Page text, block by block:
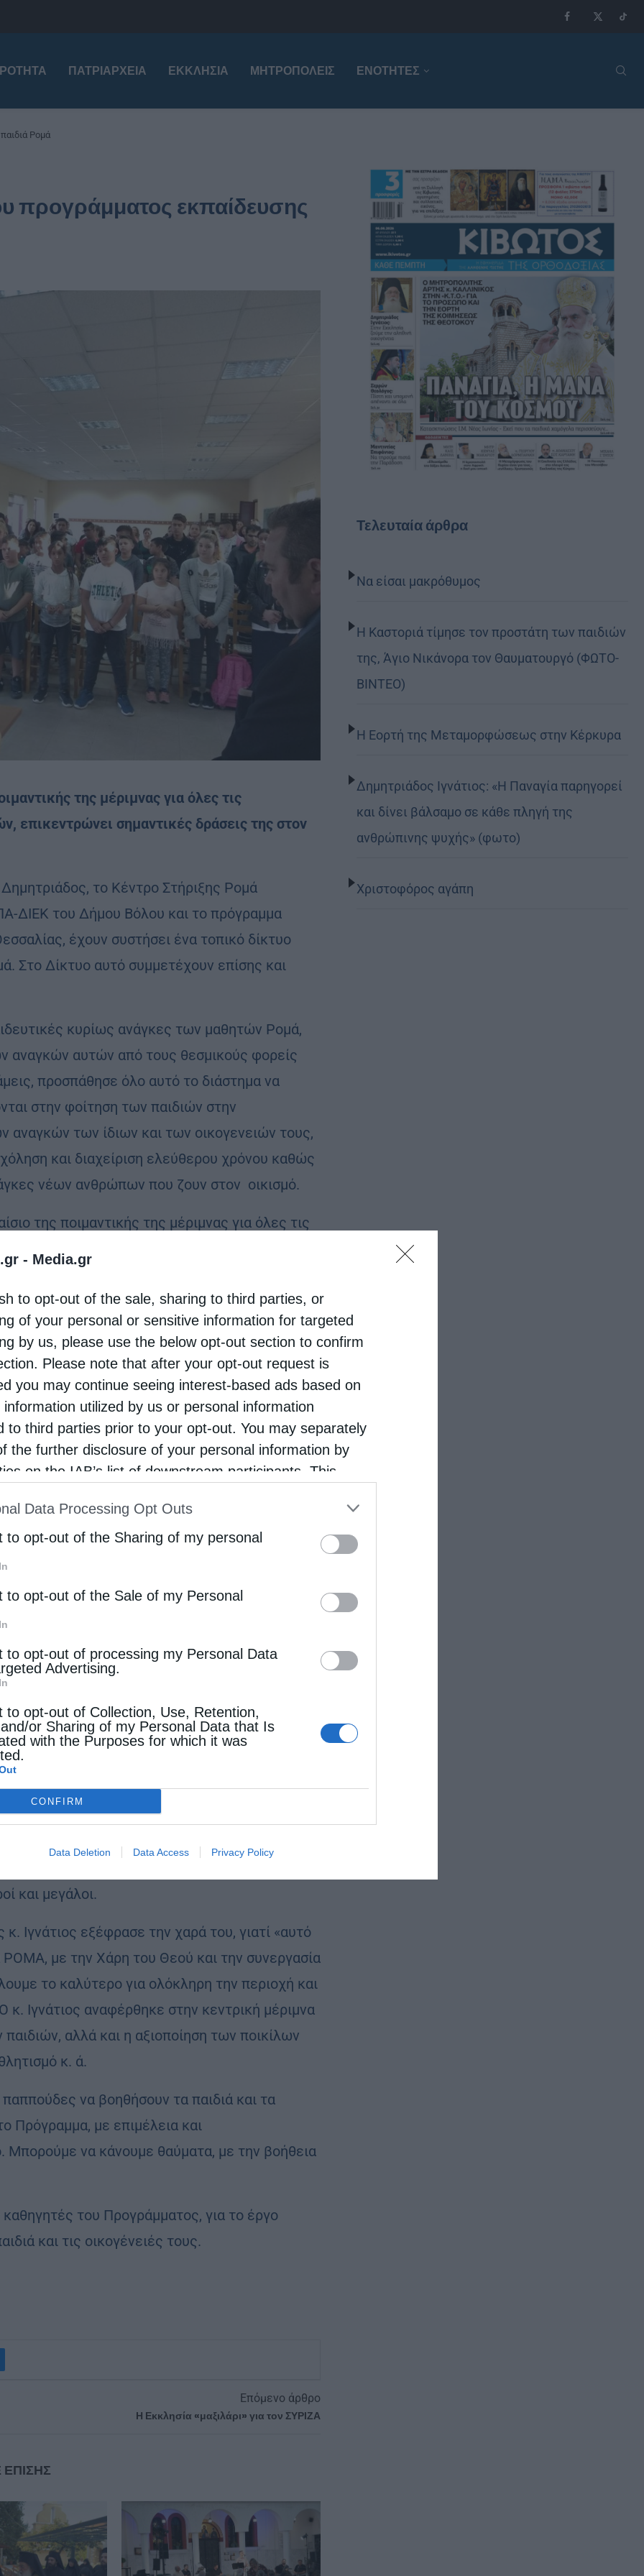
- Media.gr
to opt-out of the sale, sharing to third parties, or
of your personal or sensitive information for targeted
by us, please use the below opt-out section to confirm
Please note that after your opt-out request is
you may continue seeing interest-based ads based on
information utilized by us or personal information
to third parties prior to your opt-out. You may separately
the further disclosure of your personal information by
on the IAB’s list of downstream participants. This
of Downstream Participantsthat may further disclose it to
parties.
Data Processing Opt Outs
to opt-out of the Sharing of my personal
to opt-out of the Sale of my Personal
to opt-out of processing my Personal Data
Advertising.
to opt-out of Collection, Use, Retention,
or Sharing of my Personal Data that Is
with the Purposes for which it was
CONFIRM
Data Deletion Data Access Privacy Policy
ΠΑΤΡΙΑΡΧΕΊΑ ΕΚΚΛΗΣΊΑ ΜΗΤΡΟΠΌΛΕΙΣ ΕΝΟΤΗΤΕΣ
Ρομά
προγράμματος εκπαίδευσης
της μέριμνας για όλες τις
επικεντρώνει σημαντικές δράσεις της στον
το Κέντρο Στήριξης Ρομά
ΔΙΕΚ του Δήμου Βόλου και το πρόγραμμα
έχουν συστήσει ένα τοπικό δίκτυο
Στο Δίκτυο αυτό συμμετέχουν επίσης και
κυρίως ανάγκες των μαθητών Ρομά,
αναγκών αυτών από τους θεσμικούς φορείς
προσπάθησε όλο αυτό το διάστημα να
στην φοίτηση των παιδιών στην
των ίδιων και των οικογενειών τους,
και διαχείριση ελεύθερου χρόνου καθώς
νέων ανθρώπων που ζουν στον οικισμό.
της ποιμαντικής της μέριμνας για όλες τις
ιδιαίτερα και επικεντρώνει
και όχι μόνο, της συνοικίας του Αλιβερίου.
άρχισε τον σχεδιασμό ενός ολοκληρωμένου
Ο τίτλος του είναι «Ἅγιος
παρέμβασης στο Αλιβέρι και την Αγία
παρέμβαση και αντιμετώπιση του
Δημοτικού, Γυμνασίου, Λυκείου και σε
της Μητροπόλεως, ο αγιασμός
της Μητροπόλεώς μας. Το πρόγραμμα, που
για δεύτερη χρονιά με μεγάλη συμμετοχή
σε τέσσερις τομείς : Ενισχυτική
δημοτικού φέτος, μουσική,
ηλικίες και αθλητισμός, με την υποστήριξη
«Δημητριάς». Σε αυτό διδάσκουν: Τζίκα Ε.
αγγλικά, π. Η. Φούκης Γερμανικά, Δεμελής Ν.
Κωστόπουλος Στ. κιθάρα – λαούτο,
«Η Δημητριάς», Κουκουμβρή Α. αφήγηση –
Α. παραδοσιακοί χοροί, Στάϊκου Α.
Τ. Μαγειρική. Προβλέπεται δε να
και σχολή καμαριέρας. Προπονητές της
Σδρόλιας Κων. Συντονιστής του προγράμματος
Επίτροπος Αρχιμ. Μάξιμος
Μπαντελάς. Στις δράσεις του
και μεγάλοι.
Ιγνάτιος εξέφρασε την χαρά του, γιατί «αυτό
ΡΟΜΑ, με την Χάρη του Θεού και την συνεργασία
το καλύτερο για ολόκληρη την περιοχή και
Ιγνάτιος αναφέρθηκε στην κεντρική μέριμνα
αλλά και η αξιοποίηση των ποικίλων
κ. ά.
να βοηθήσουν τα παιδιά και τα
Πρόγραμμα, με επιμέλεια και
Μπορούμε να κάνουμε θαύματα, με την βοήθεια
του Προγράμματος, για το έργο
και τις οικογένειές τους.
Επόμενο άρθρο
Η Εκκλησία «μαξιλάρι» για τον ΣΥΡΙΖΑ
ΕΠΙΣΗΣ
Τελευταία άρθρα
Να είσαι μακρόθυμος
Η Καστοριά τίμησε τον προστάτη των παιδιών
της, Άγιο Νικάνορα τον Θαυματουργό (ΦΩΤΟ-
ΒΙΝΤΕΟ)
Η Εορτή της Μεταμορφώσεως στην Κέρκυρα
Δημητριάδος Ιγνάτιος: «Η Παναγία παρηγορεί
και δίνει βάλσαμο σε κάθε πληγή της
ανθρώπινης ψυχής» (φωτο)
Χριστοφόρος αγάπη